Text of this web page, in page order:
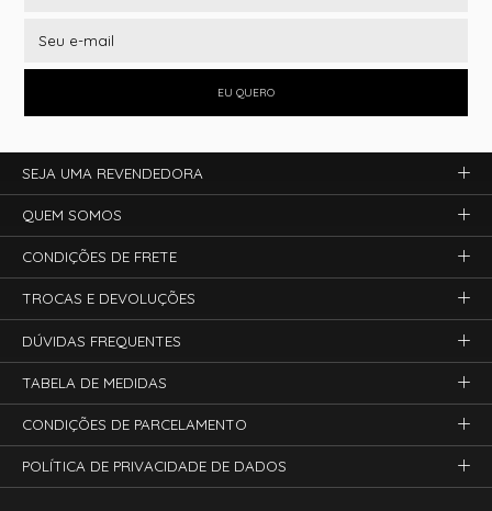
EU QUERO
SEJA UMA REVENDEDORA
QUEM SOMOS
CONDIÇÕES DE FRETE
TROCAS E DEVOLUÇÕES
DÚVIDAS FREQUENTES
TABELA DE MEDIDAS
CONDIÇÕES DE PARCELAMENTO
POLÍTICA DE PRIVACIDADE DE DADOS